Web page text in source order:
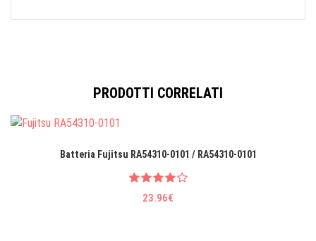
PRODOTTI CORRELATI
Batteria Fujitsu RA54310-0101 / RA54310-0101
23.96€